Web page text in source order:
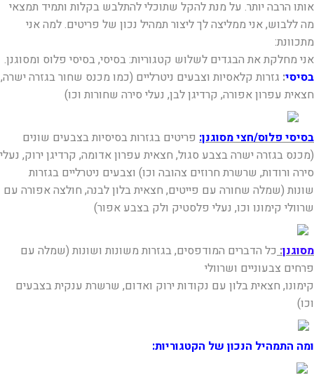
אותו הרבה יותר. על מנת להקל שתוכלי להתלבש בקלות ותמיד תמצאי
מה ללבוש, אני ממליצה לך ליצור תמהיל נכון של פריטים. למה אני
מתכוונת:
אני מחלקת את הבגדים לשלוש קטגוריות: בסיסי, בסיסי פלוס ומסוגנן.
בסיסי: גזרות קלאסיות וצבעים ניטרליים (כמו מכנס שחור בגזרה ישרה,
חצאית עפרון אפורה, קרדיגן לבן, נעלי סירה שחורות וכו)
בסיסי פלוס/חצי מסוגנן: פריטים בגזרות בסיסיות בצבעים שונים
(מכנס בגזרה ישרה בצבע סגול, חצאית עפרון אדומה, קרדיגן ירוק, נעלי
סירה ורודות, שרשרת חרוזים צהובה וכו) וצבעים ניטרליים בגזרות
שונות (שמלה שחורה עם פייטים, חצאית בלון לבנה, חולצה אפורה עם
שרוולי קימונו וכו, נעלי פלסטיק ולק בצבע אפור)
מסוגנן:כל הדברים המודפסים, בגזרות משונות ושונות (שמלה עם
פרחים צבעוניים ושרוולי
קימונו, חצאית בלון עם נקודות ירוק ואדום, שרשרת ענקית בצבעים
וכו)
ומה התמהיל הנכון של הקטגוריות: